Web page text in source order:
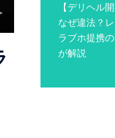
【デリヘル
なぜ違法？
ラブホ提携
が解説